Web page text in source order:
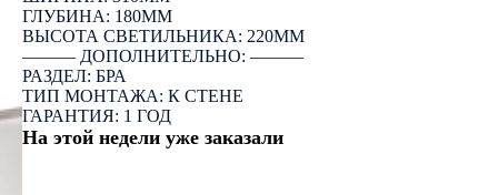
ГЛУБИНА: 180ММ
ВЫСОТА СВЕТИЛЬНИКА: 220ММ
――― ДОПОЛНИТЕЛЬНО: ―――
РАЗДЕЛ: БРА
ТИП МОНТАЖА: К СТЕНЕ
ГАРАНТИЯ: 1 ГОД
На этой недели уже заказали